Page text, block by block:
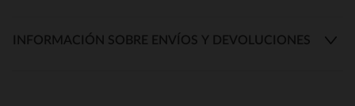
INFORMACIÓN SOBRE ENVÍOS Y DEVOLUCIONES